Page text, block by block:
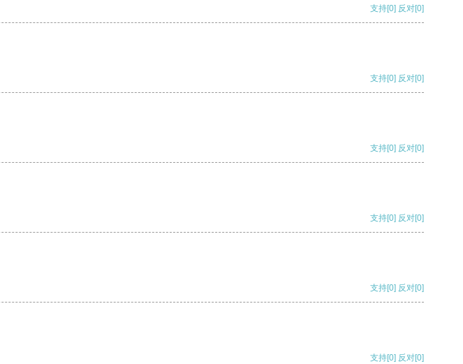
支持[0] 反对[0]
支持[0] 反对[0]
支持[0] 反对[0]
支持[0] 反对[0]
支持[0] 反对[0]
支持[0] 反对[0]